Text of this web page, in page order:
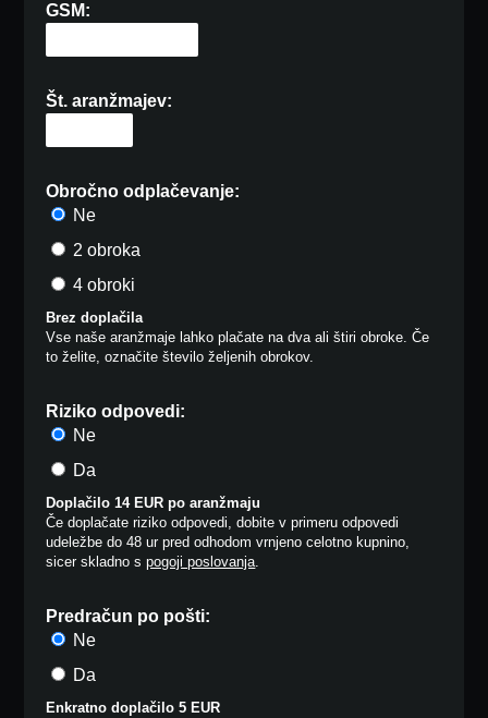
GSM:
Št. aranžmajev:
Obročno odplačevanje:
Ne
2 obroka
4 obroki
Brez doplačila
Vse naše aranžmaje lahko plačate na dva ali štiri obroke. Če
to želite, označite število željenih obrokov.
Riziko odpovedi:
Ne
Da
Doplačilo 14 EUR po aranžmaju
Če doplačate riziko odpovedi, dobite v primeru odpovedi
udeležbe do 48 ur pred odhodom vrnjeno celotno kupnino,
sicer skladno spogoji poslovanja.
Predračun po pošti:
Ne
Da
Enkratno doplačilo 5 EUR